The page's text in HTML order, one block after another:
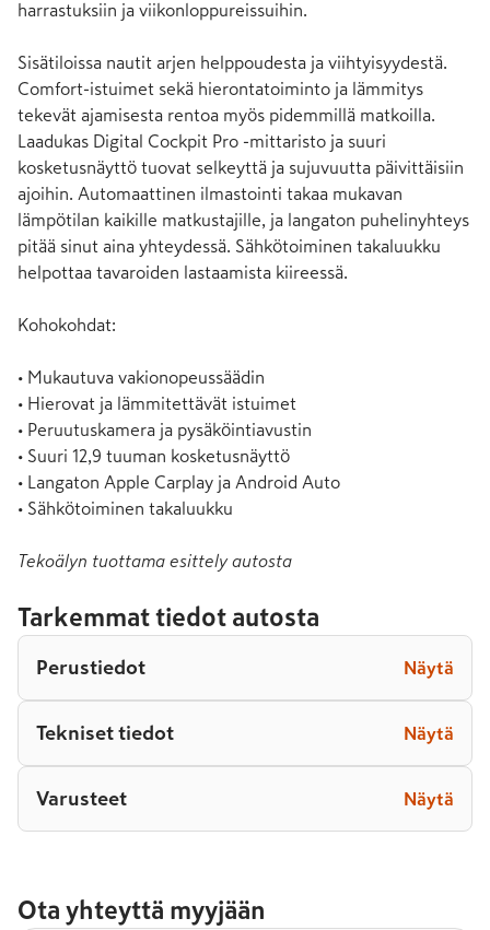
harrastuksiin ja viikonloppureissuihin.
Sisätiloissa nautit arjen helppoudesta ja viihtyisyydestä.
Comfort-istuimet sekä hierontatoiminto ja lämmitys
tekevät ajamisesta rentoa myös pidemmillä matkoilla.
Laadukas Digital Cockpit Pro -mittaristo ja suuri
kosketusnäyttö tuovat selkeyttä ja sujuvuutta päivittäisiin
ajoihin. Automaattinen ilmastointi takaa mukavan
lämpötilan kaikille matkustajille, ja langaton puhelinyhteys
pitää sinut aina yhteydessä. Sähkötoiminen takaluukku
helpottaa tavaroiden lastaamista kiireessä.
Kohokohdat:
• Mukautuva vakionopeussäädin
• Hierovat ja lämmitettävät istuimet
• Peruutuskamera ja pysäköintiavustin
• Suuri 12,9 tuuman kosketusnäyttö
• Langaton Apple Carplay ja Android Auto
• Sähkötoiminen takaluukku
Tekoälyn tuottama esittely autosta
Tarkemmat tiedot autosta
Perustiedot Näytä
Tekniset tiedot Näytä
Varusteet Näytä
Ota yhteyttä myyjään